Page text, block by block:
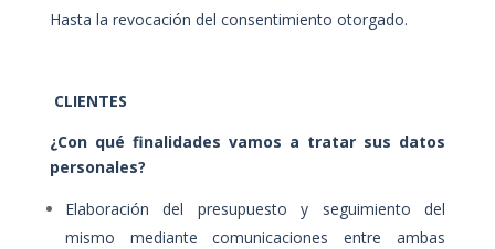
Hasta la revocación del consentimiento otorgado.
CLIENTES
¿Con qué finalidades vamos a tratar sus datos
personales?
Elaboración del presupuesto y seguimiento del
mismo mediante comunicaciones entre ambas